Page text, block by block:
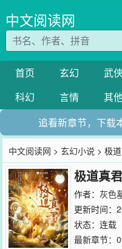
中文阅读网
首页 玄幻 武
科幻
言情 其
追看新章节，下载
中文阅读网 >玄幻小说 > 极
极道真君
作者： 灰色
更新时间：
状态：连载
最新章节：